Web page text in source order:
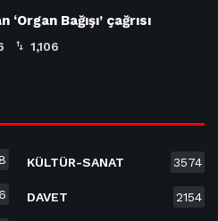
Bağışı’ çağrısı
1,106
KÜLTÜR-SANAT 3574
DAVET 2154